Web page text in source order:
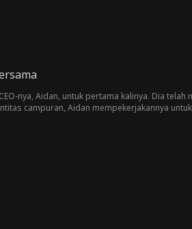
nya, Aidan, untuk pertama kalinya. Dia
campuran, Aidan mempekerjakannya